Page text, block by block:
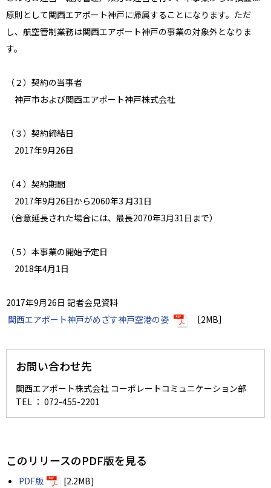
原則として関西エアポート神戸に帰属することになります。ただ
し、航空管制業務は関西エアポート神戸の事業の対象外となりま
す。
（２）契約の当事者
神戸市および関西エアポート神戸株式会社
（３）契約締結日
2017年9月26日
（４）契約期間
2017年9月26日から2060年3 月31日
（合意延長された場合には、最長2070年3月31日まで）
（５）本事業の開始予定日
2018年4月1日
2017年9月26日 記者会見資料
関西エアポート神戸がめざす神戸空港の姿
［2MB］
お問い合わせ先
関西エアポート株式会社 コーポレートコミュニケーション部
TEL ： 072-455-2201
このリリースのPDF版を見る
PDF版 [2.2MB]